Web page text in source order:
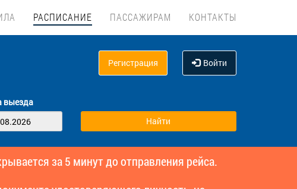
РАСПИСАНИЕ ПАССАЖИРАМ КОНТАКТЫ
Регистрация Войти
выезда
за 5 минут до отправления рейса.